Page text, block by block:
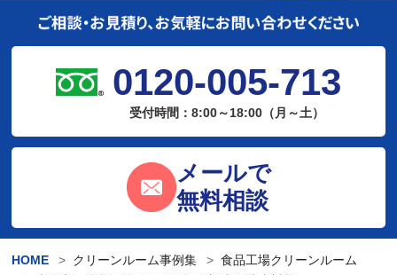
0120-005-713
受付時間：8:00～18:00（月～土）
メールで
無料相談
HOME クリーンルーム事例集
食品工場クリーンルーム